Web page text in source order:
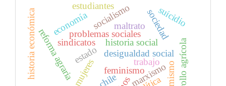
marxismo
desigualdad social
feminismo
mujeres
reforma agraria chile
historia económica historia social
problemas sociales sociedad
economíasocialismo
trabajo
sindicatos
estudiantes
estado
maltrato suicidio